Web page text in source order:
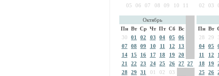
05
06 07 08 09 10 11
02
03
Октябрь
Пн Вт Ср Чт Пт Сб Вс
30
01 02 03 04 05
06
07
08 09 10 11 12
13
14
15 16 17 18 19
20
21
22 23 24 25 26 27 27
28
29 31 01 02
03
Пн Вт
28
29
04
05
11
12
18
19
25
26